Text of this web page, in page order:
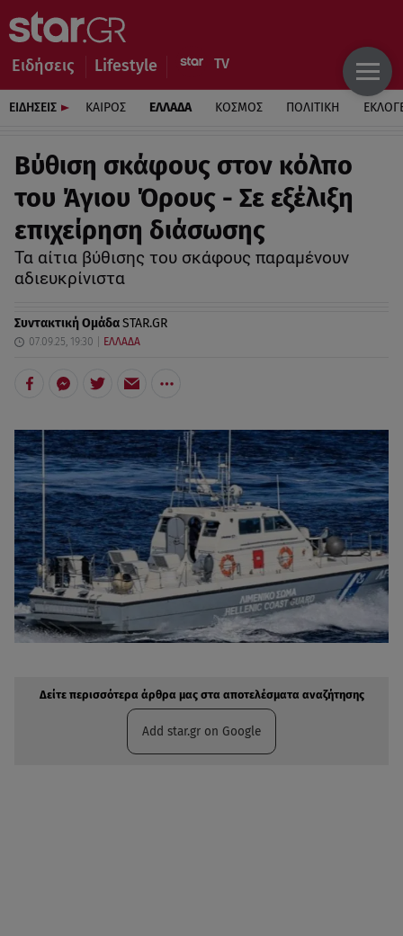
Ειδήσεις Lifestyle
ΕΙΔΗΣΕΙΣ ΚΑΙΡΟΣ ΕΛΛΑΔΑ ΚΟΣΜΟΣ ΠΟΛΙΤΙΚΗ
Βύθιση σκάφους στον κόλπο
του Άγιου Όρους - Σε εξέλιξη
επιχείρηση διάσωσης
Τα αίτια βύθισης του σκάφους παραμένουν
αδιευκρίνιστα
Συντακτική ΟμάδαSTAR.GR
07.09.25, 19:30 ΕΛΛΑΔΑ
Δείτε περισσότερα άρθρα μας στα αποτελέσματα αναζήτησης
Add star.gr on Google